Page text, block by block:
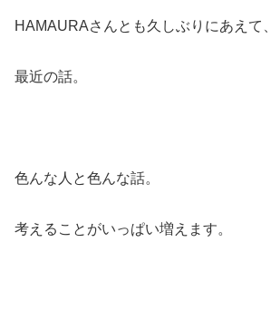
HAMAURAさんとも久しぶりにあえて、
最近の話。
色んな人と色んな話。
考えることがいっぱい増えます。